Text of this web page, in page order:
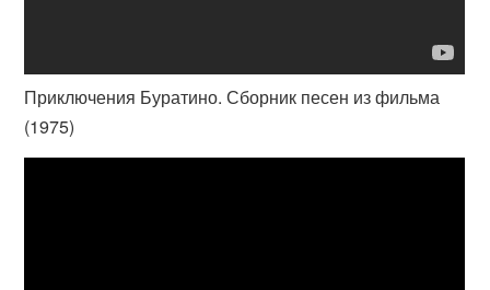
Приключения Буратино. Сборник песен из фильма
(1975)